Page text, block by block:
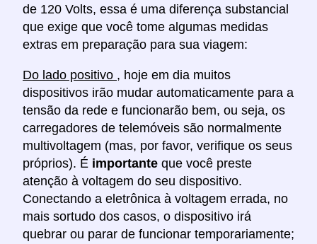
de 120 Volts, essa é uma diferença substancial
que exige que você tome algumas medidas
extras em preparação para sua viagem:
Do lado positivo , hoje em dia muitos
dispositivos irão mudar automaticamente para a
tensão da rede e funcionarão bem, ou seja, os
carregadores de telemóveis são normalmente
multivoltagem (mas, por favor, verifique os seus
próprios). É importante que você preste
atenção à voltagem do seu dispositivo.
Conectando a eletrônica à voltagem errada, no
mais sortudo dos casos, o dispositivo irá
quebrar ou parar de funcionar temporariamente;